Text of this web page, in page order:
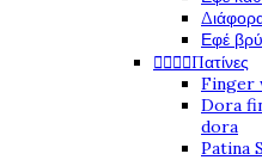
Εφέ
Πατίνες
Finger
Dora
dora
Patina